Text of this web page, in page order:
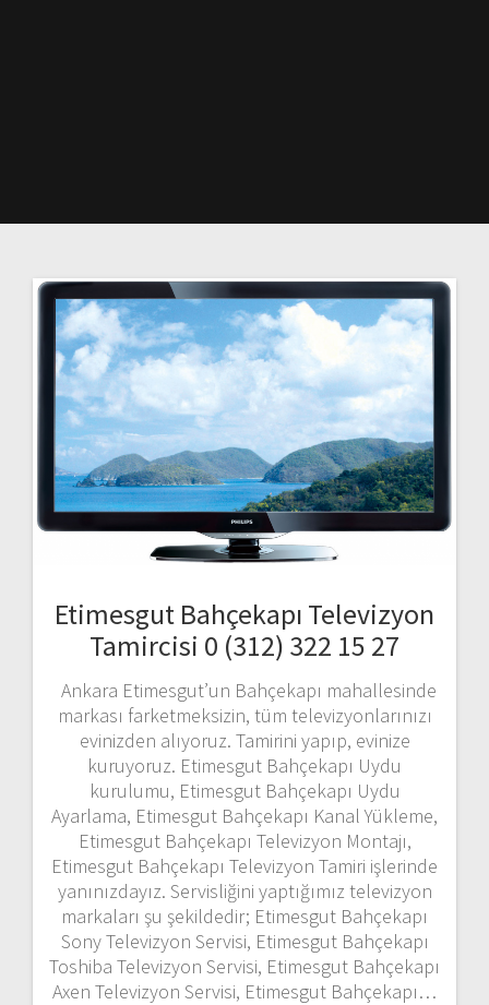
Etimesgut Bahçekapı Televizyon
Tamircisi 0 (312) 322 15 27
Ankara Etimesgut’un Bahçekapı mahallesinde
markası farketmeksizin, tüm televizyonlarınızı
evinizden alıyoruz. Tamirini yapıp, evinize
kuruyoruz. Etimesgut Bahçekapı Uydu
kurulumu, Etimesgut Bahçekapı Uydu
Ayarlama, Etimesgut Bahçekapı Kanal Yükleme,
Etimesgut Bahçekapı Televizyon Montajı,
Etimesgut Bahçekapı Televizyon Tamiri işlerinde
yanınızdayız. Servisliğini yaptığımız televizyon
markaları şu şekildedir; Etimesgut Bahçekapı
Sony Televizyon Servisi, Etimesgut Bahçekapı
Toshiba Televizyon Servisi, Etimesgut Bahçekapı
Axen Televizyon Servisi, Etimesgut Bahçekapı…